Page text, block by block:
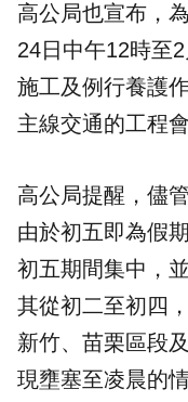
高公局也宣布，
24日中午12時至
施工及例行養護
主線交通的工程
高公局提醒，儘
由於初五即為假
初五期間集中，
其從初二至初四
新竹、苗栗區段
現壅塞至凌晨的